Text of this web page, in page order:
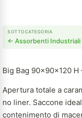
SOTTOCATEGORIA
← Assorbenti Industriali
Big Bag 90x90x120 H
Apertura totale a
no liner. Saccone
contenimento di